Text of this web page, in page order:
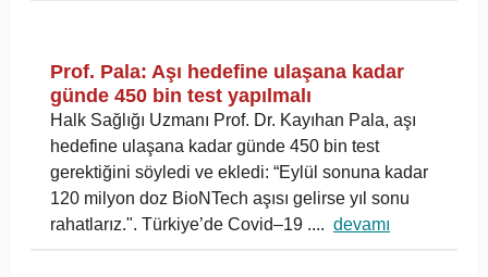
Prof. Pala: Aşı hedefine ulaşana kadar
günde 450 bin test yapılmalı
Halk Sağlığı Uzmanı Prof. Dr. Kayıhan Pala, aşı
hedefine ulaşana kadar günde 450 bin test
gerektiğini söyledi ve ekledi: “Eylül sonuna kadar
120 milyon doz BioNTech aşısı gelirse yıl sonu
rahatlarız.". Türkiye’de Covid–19 .... devamı